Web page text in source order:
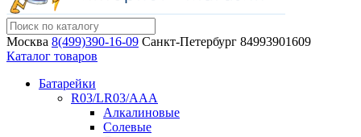
Москва 8(499)390-16-09 Санкт-Петербург 84993901609
Каталог товаров
Батарейки
R03/LR03/AAA
Алкалиновые
Солевые